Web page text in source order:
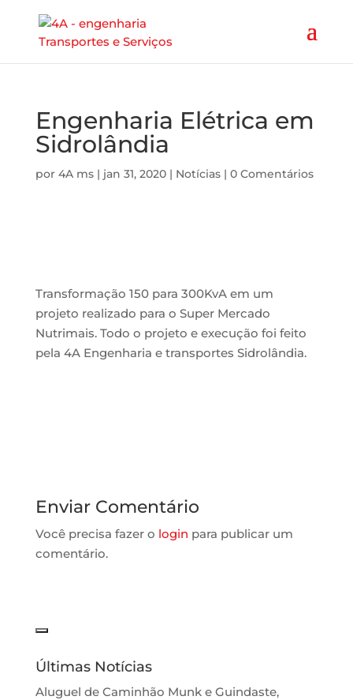
Engenharia Elétrica em
Sidrolândia
por 4A ms| jan 31, 2020| Notícias| 0 Comentários
Transformação 150 para 300KvA em um
projeto realizado para o Super Mercado
Nutrimais. Todo o projeto e execução foi feito
pela 4A Engenharia e transportes Sidrolândia.
Enviar Comentário
Você precisa fazer o login para publicar um
comentário.
Últimas Notícias
Aluguel de Caminhão Munk e Guindaste,